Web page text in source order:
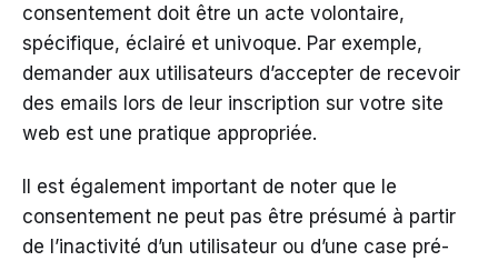
consentement doit être un acte volontaire,
spécifique, éclairé et univoque. Par exemple,
demander aux utilisateurs d’accepter de recevoir
des emails lors de leur inscription sur votre site
web est une pratique appropriée.
Il est également important de noter que le
consentement ne peut pas être présumé à partir
de l’inactivité d’un utilisateur ou d’une case pré-